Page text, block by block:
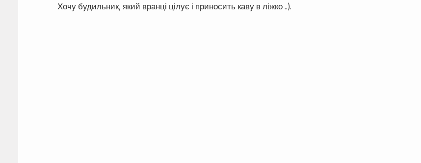
Хочу будильник, який вранці цілує і приносить каву в ліжко ..).